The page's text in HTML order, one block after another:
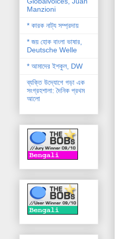
Manzioni
* কারক নাট্য সম্প্রদায়
* জয় হোক বাংলা ভাষার,
Deutsche Welle
* আমাদের ইশকুল, DW
ব্যক্তি উদ্যোগে গড়া এক
সংগ্রহশালা: দৈনিক প্রথম
আলো